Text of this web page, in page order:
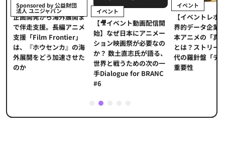
Sponsored by 公益財団
法人 ユニジャパン
企画開発から海外展開ま
で伴走支援。長編アニメ
支援「Film Frontier」
は、『ホウセンカ』の海
外展開をどう加速させた
のか
イベント
【🎥イベント動画配信開
始】なぜ日本にアニメー
ション映画祭が必要なの
か？ 数土直志氏が語る、
世界と戦うための次の一
手Dialogue for BRANC
#6
イベント
【イベントレポ
界的データ企業
本アニメの「真
とは？ストリー
代の羅針盤「デ
重要性
2